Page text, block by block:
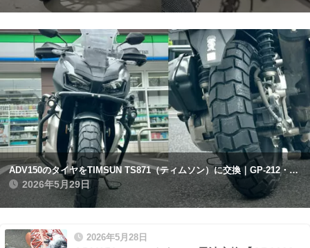
ADV150のタイヤをTIMSUN TS871（ティムソン）に交換｜GP-212・アナキーストリートとの比較記録
2026年5月29日
2026年5月28日